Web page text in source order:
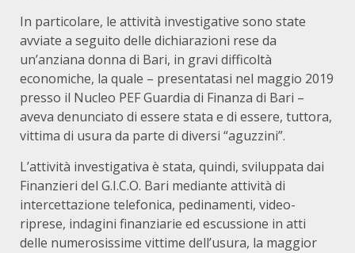
In particolare, le attività investigative sono state
avviate a seguito delle dichiarazioni rese da
un’anziana donna di Bari, in gravi difficoltà
economiche, la quale – presentatasi nel maggio 2019
presso il Nucleo PEF Guardia di Finanza di Bari –
aveva denunciato di essere stata e di essere, tuttora,
vittima di usura da parte di diversi “aguzzini”.
L’attività investigativa è stata, quindi, sviluppata dai
Finanzieri del G.I.C.O. Bari mediante attività di
intercettazione telefonica, pedinamenti, video-
riprese, indagini finanziarie ed escussione in atti
delle numerosissime vittime dell’usura, la maggior